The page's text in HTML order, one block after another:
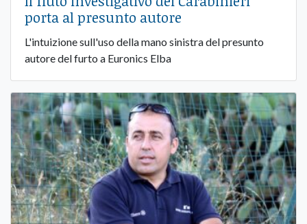
porta al presunto autore
L'intuizione sull'uso della mano sinistra del presunto
autore del furto a Euronics Elba